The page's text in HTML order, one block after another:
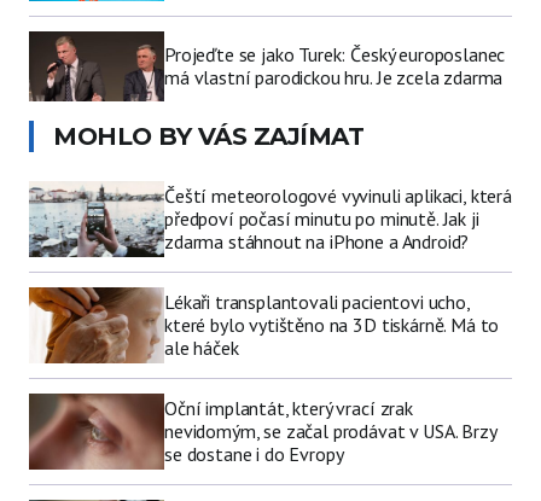
Projeďte se jako Turek: Český europoslanec
má vlastní parodickou hru. Je zcela zdarma
MOHLO BY VÁS ZAJÍMAT
Čeští meteorologové vyvinuli aplikaci, která
předpoví počasí minutu po minutě. Jak ji
zdarma stáhnout na iPhone a Android?
Lékaři transplantovali pacientovi ucho,
které bylo vytištěno na 3D tiskárně. Má to
ale háček
Oční implantát, který vrací zrak
nevidomým, se začal prodávat v USA. Brzy
se dostane i do Evropy